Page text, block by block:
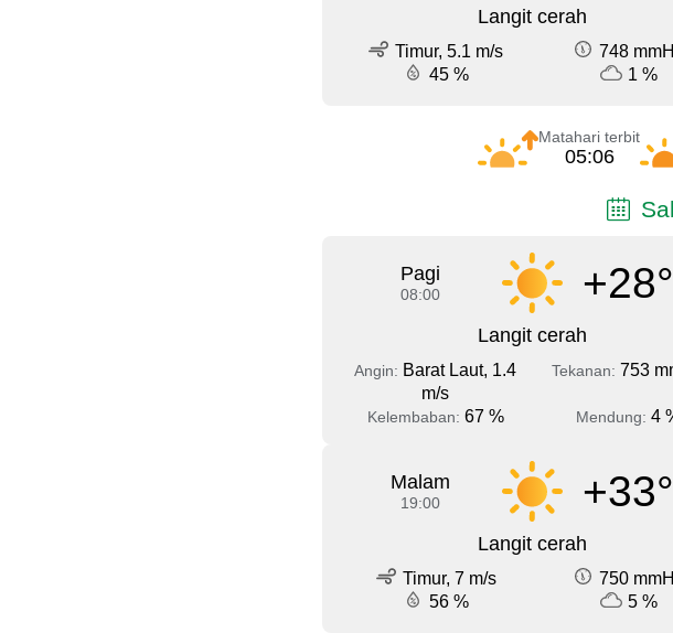
Langit cerah
Timur, 5.1 m/s
748
45 %
1 %
Matahari terbit
05:06
Pagi
08:00
Langit cerah
Angin: Barat Laut, 1.4
m/s
Tekanan: 753
Kelembaban: 67 % Mendung: 4
Malam
19:00
Langit cerah
Timur, 7 m/s
750
56 %
5 %